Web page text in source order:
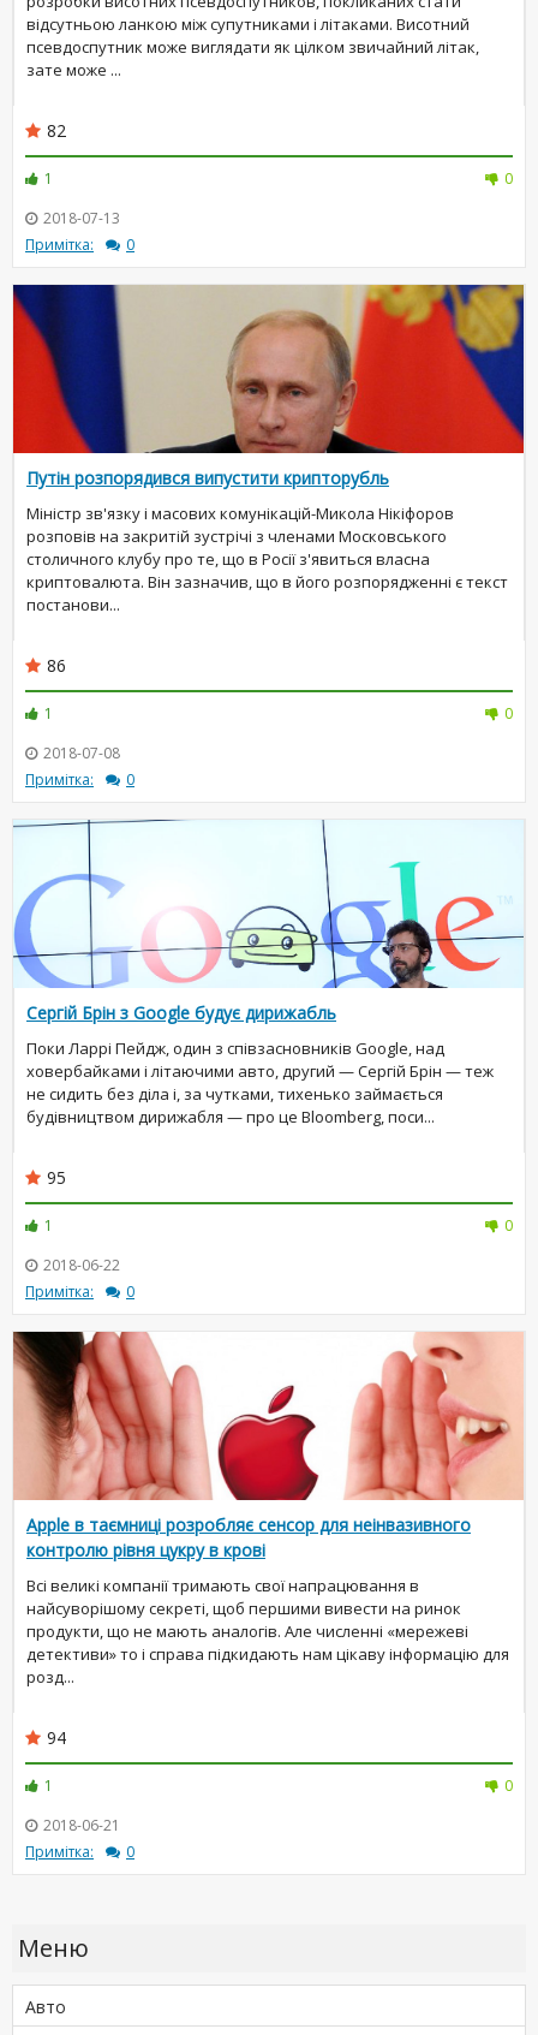
відсутньою ланкою між супутниками і літаками. Висотний
псевдоспутник може виглядати як цілком звичайний літак,
зате може ...
82
1
0
2018-07-13
Примітка:
0
Путін розпорядився випустити крипторубль
Міністр зв'язку і масових комунікацій-Микола Нікіфоров
розповів на закритій зустрічі з членами Московського
столичного клубу про те, що в Росії з'явиться власна
криптовалюта. Він зазначив, що в його розпорядженні є текст
постанови...
86
1
0
2018-07-08
Примітка:
0
Сергій Брін з Google будує дирижабль
Поки Ларрі Пейдж, один з співзасновників Google, над
ховербайками і літаючими авто, другий — Сергій Брін — теж
не сидить без діла і, за чутками, тихенько займається
будівництвом дирижабля — про це Bloomberg, поси...
95
1
0
2018-06-22
Примітка:
0
Apple в таємниці розробляє сенсор для неінвазивного
контролю рівня цукру в крові
Всі великі компанії тримають свої напрацювання в
найсуворішому секреті, щоб першими вивести на ринок
продукти, що не мають аналогів. Але численні «мережеві
детективи» то і справа підкидають нам цікаву інформацію для
розд...
94
1
0
2018-06-21
Примітка:
0
Меню
Авто